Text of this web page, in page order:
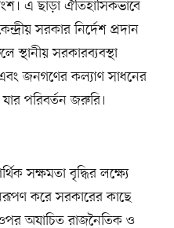
এ ছাড়া ঐতিহাসিকভাবে
সরকার নির্দেশ প্রদান
স্থানীয় সরকারব্যবস্থা
জনগণের কল্যাণ সাধনের
পরিবর্তন জরুরি।
সক্ষমতা বৃদ্ধির লক্ষ্যে
করে সরকারের কাছে
অযাচিত রাজনৈতিক ও